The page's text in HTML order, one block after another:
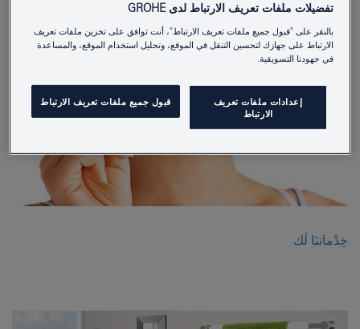
خِدْماتنَا لَك
تفضيلات ملفات تعريف الارتباط لدى GROHE
بالنقر على "قبول جميع ملفات تعريف الارتباط"، أنت توافق على تخزين ملفات تعريف
الارتباط على جهازك لتحسين التنقل في الموقع، وتحليل استخدام الموقع، والمساعدة
في جهودنا التسويقية.
إعدادات ملفات تعريف
الارتباط
قبول جميع ملفات تعريف الارتباط